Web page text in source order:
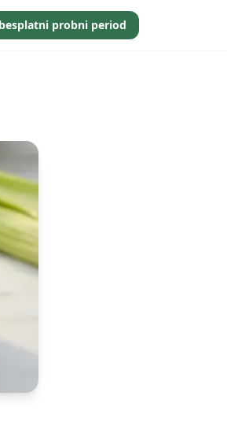
probni period